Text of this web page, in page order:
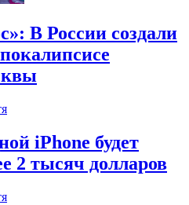
В России создали
iPhone будет
2 тысяч долларов